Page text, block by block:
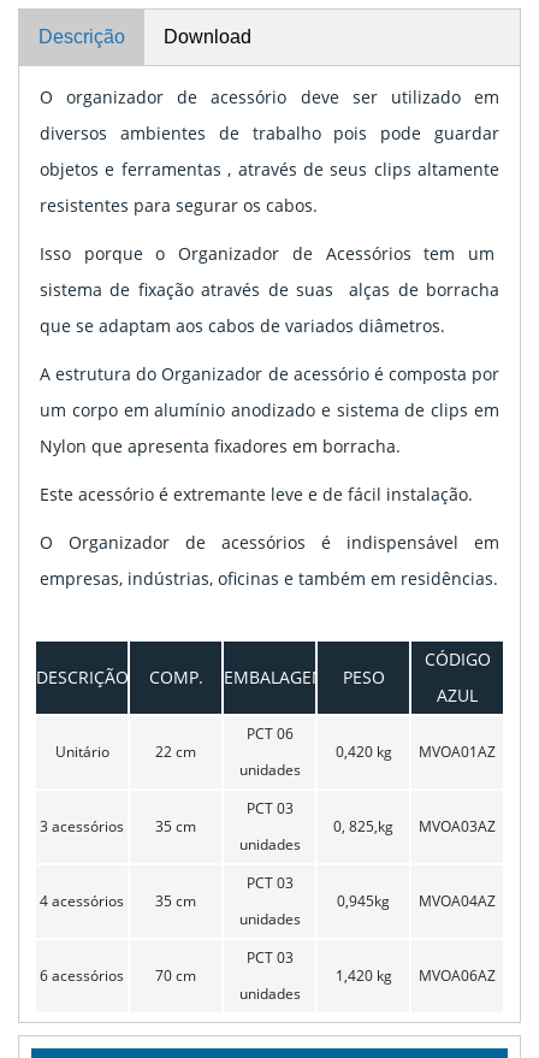
Descrição Download
O organizador de acessório deve ser utilizado em
diversos ambientes de trabalho pois pode guardar
objetos e ferramentas , através de seus clips altamente
resistentes para segurar os cabos.
Isso porque o Organizador de Acessórios tem um
sistema de fixação através de suas alças de borracha
que se adaptam aos cabos de variados diâmetros.
A estrutura do Organizador de acessório é composta por
um corpo em alumínio anodizado e sistema de clips em
Nylon que apresenta fixadores em borracha.
Este acessório é extremante leve e de fácil instalação.
O Organizador de acessórios é indispensável em
empresas, indústrias, oficinas e também em residências.
DESCRIÇÃO COMP. EMBALAGEM PESO
CÓDIGO
AZUL
Unitário 22 cm
PCT 06
unidades
0,420 kg MVOA01AZ
3 acessórios 35 cm
PCT 03
unidades
0, 825,kg MVOA03AZ
4 acessórios 35 cm
PCT 03
unidades
0,945kg MVOA04AZ
6 acessórios 70 cm
PCT 03
unidades
1,420 kg MVOA06AZ